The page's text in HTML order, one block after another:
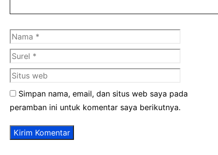
Nama
web
Simpan nama, email, dan situs web saya pada
peramban ini untuk komentar saya berikutnya.